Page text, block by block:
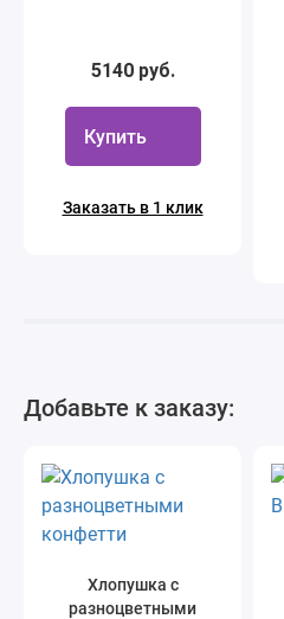
5140 руб.
Купить
Заказать в 1 клик
Добавьте к заказу:
Хлопушка с
разноцветными